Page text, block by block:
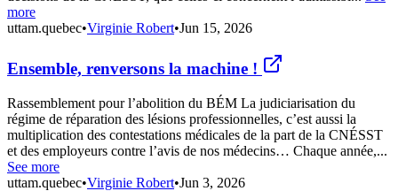
more
uttam.quebec•Virginie Robert•Jun 15, 2026
Ensemble, renversons la machine !
Rassemblement pour l’abolition du BÉM La judiciarisation du
régime de réparation des lésions professionnelles, c’est aussi la
multiplication des contestations médicales de la part de la CNÉSST
et des employeurs contre l’avis de nos médecins… Chaque année,...
See more
uttam.quebec•Virginie Robert•Jun 3, 2026